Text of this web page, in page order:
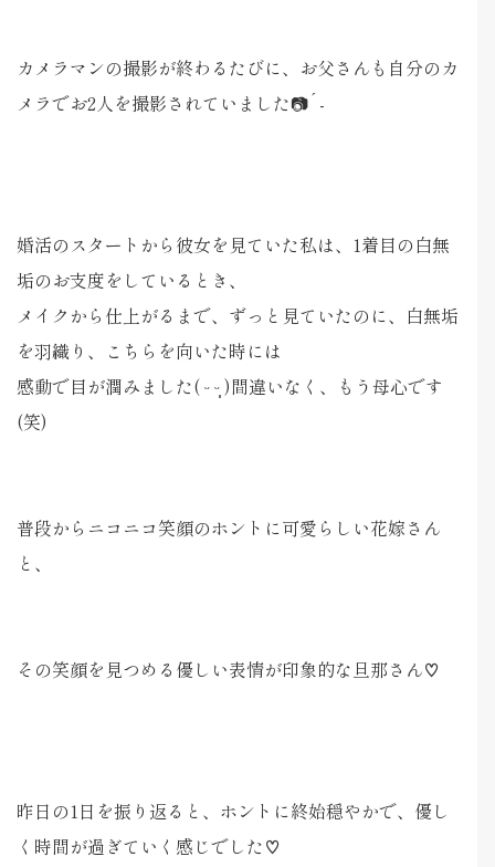
カメラマンの撮影が終わるたびに、お父さんも自分のカ
メラでお2人を撮影されていました📷´-
婚活のスタートから彼女を見ていた私は、1着目の白無
垢のお支度をしているとき、
メイクから仕上がるまで、ずっと見ていたのに、白無垢
を羽織り、こちらを向いた時には
感動で目が潤みました( ᵕ ᵕ̩̩ )間違いなく、もう母心です
(笑)
普段からニコニコ笑顔のホントに可愛らしい花嫁さん
と、
その笑顔を見つめる優しい表情が印象的な旦那さん♡
昨日の1日を振り返ると、ホントに終始穏やかで、優し
く時間が過ぎていく感じでした♡